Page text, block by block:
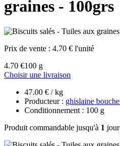
graines - 100grs
Prix de vente : 4.70 € l'unité
4.70 €100 g
Choisir une livraison
47.00 € / kg
Producteur : ghislaine
Conditionnement : 100 g
Produit commandable jusqu'à 1